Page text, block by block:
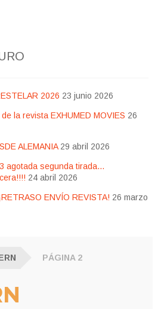
2026 23 junio 2026
la revista EXHUMED MOVIES 26
ALEMANIA 29 abril 2026
agotada segunda tirada…
24 abril 2026
ENVÍO REVISTA! 26 marzo
PÁGINA 2